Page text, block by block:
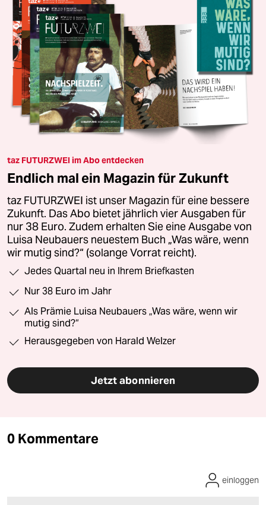
taz FUTURZWEI im Abo entdecken
Endlich mal ein Magazin für Zukunft
taz FUTURZWEI ist unser Magazin für eine bessere
Zukunft. Das Abo bietet jährlich vier Ausgaben für
nur 38 Euro. Zudem erhalten Sie eine Ausgabe von
Luisa Neubauers neuestem Buch „Was wäre, wenn
wir mutig sind?“ (solange Vorrat reicht).
Jedes Quartal neu in Ihrem Briefkasten
Nur 38 Euro im Jahr
Als Prämie Luisa Neubauers „Was wäre, wenn wir
mutig sind?“
Herausgegeben von Harald Welzer
Jetzt abonnieren
0 Kommentare
einloggen